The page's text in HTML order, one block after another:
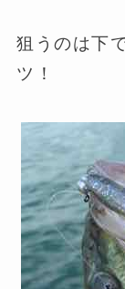
狙うのは下
ツ！